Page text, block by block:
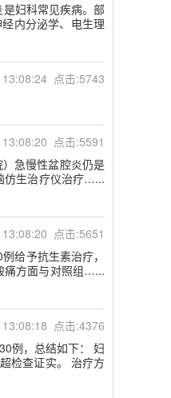
妇科常见疾病。部
内分泌学、电生理
点击:5743
点击:5591
急慢性盆腔炎仍是
仿生治疗仪治疗…...
点击:5651
给予抗生素治疗，
痛方面与对照组…...
点击:4376
例，总结如下： 妇
检查证实。 治疗方